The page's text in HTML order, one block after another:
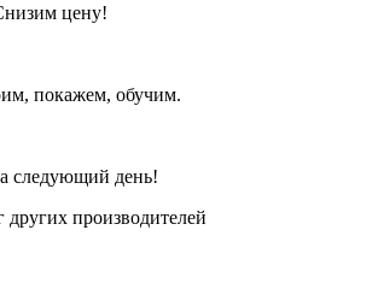
цену!
покажем, обучим.
следующий день!
других производителей